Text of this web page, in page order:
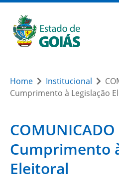
Home Institucional
Cumprimento à Legislação
COMUNICADO
Cumprimento
Eleitoral